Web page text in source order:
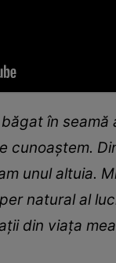
în
cunoaștem.
unul altuia.
natural al
din viața